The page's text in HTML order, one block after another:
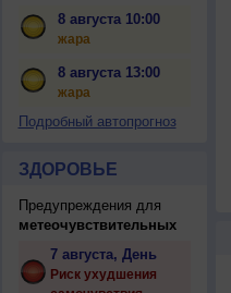
8 августа 10:00
жара
8 августа 13:00
жара
Подробный автопрогноз
ЗДОРОВЬЕ
Предупреждения для
метеочувствительных
7 августа, День
Риск ухудшения